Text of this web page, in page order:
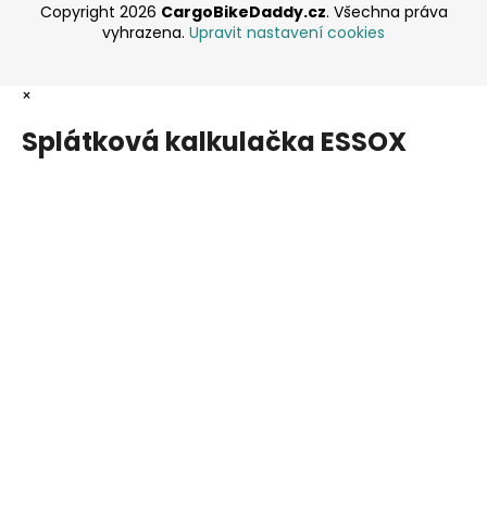
Copyright 2026 CargoBikeDaddy.cz. Všechna práva
vyhrazena. Upravit nastavení cookies
×
Splátková kalkulačka ESSOX